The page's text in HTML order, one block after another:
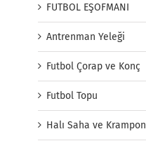
FUTBOL EŞOFMANI
Antrenman Yeleği
Futbol Çorap ve Konç
Futbol Topu
Halı Saha ve Krampon